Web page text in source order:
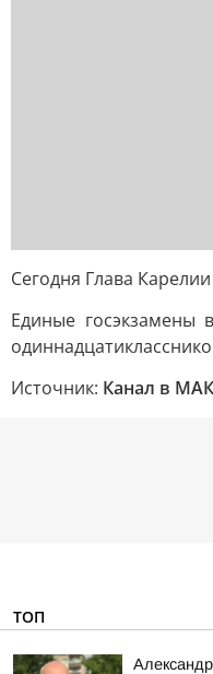
Сегодня Глава
Единые госэкзамены
Источник: Канал в
ТОП